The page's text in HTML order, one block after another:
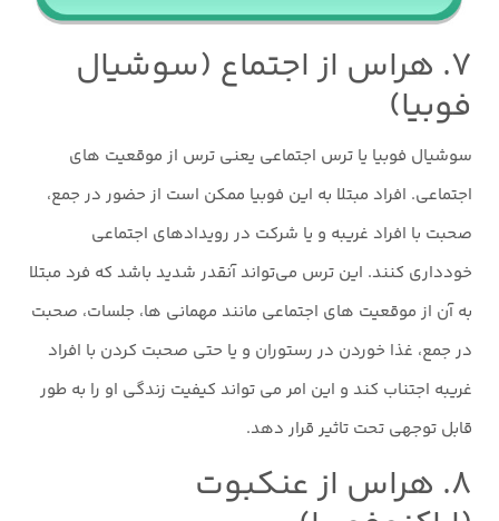
۷. هراس از اجتماع (سوشیال
فوبیا)
سوشیال فوبیا یا ترس اجتماعی یعنی ترس از موقعیت های
اجتماعی. افراد مبتلا به این فوبیا ممکن است از حضور در جمع،
صحبت با افراد غریبه و یا شرکت در رویدادهای اجتماعی
خودداری کنند. این ترس می‌تواند آنقدر شدید باشد که فرد مبتلا
به آن از موقعیت های اجتماعی مانند مهمانی ها، جلسات، صحبت
در جمع، غذا خوردن در رستوران و یا حتی صحبت کردن با افراد
غریبه اجتناب کند و این امر می تواند کیفیت زندگی او را به طور
قابل توجهی تحت تاثیر قرار دهد.
۸. هراس از عنکبوت